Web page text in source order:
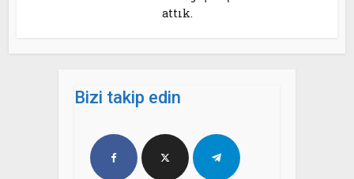
attık.
Bizi takip edin